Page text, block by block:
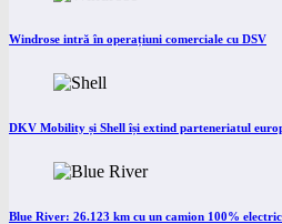
Windrose intră în operațiuni comerciale cu DSV
DKV Mobility și Shell își extind parteneriatul
Blue River: 26.123 km cu un camion 100%